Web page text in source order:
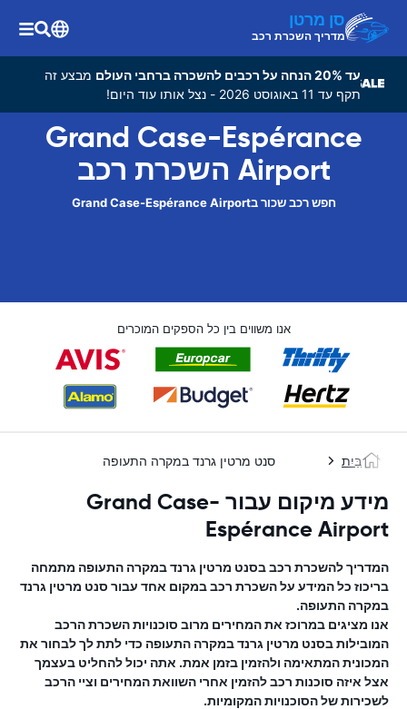
סן מרטן
מדריך השכרת רכב
עד 20% הנחה על רכבים להשכרה ברחבי העולם
מבצע זה
תקף עד 11 באוגוסט 2026 - נצל אותו עוד היום!
Grand Case-Espérance
Airport השכרת רכב
חפש רכב שכור בGrand Case-Espérance Airport
אנו משווים בין כל הספקים המוכרים
בַּיִת סנט מרטין גרנד במקרה התעופה
מידע מיקום עבור Grand Case-
Espérance Airport
המדריך להשכרת רכב בסנט מרטין גרנד במקרה התעופה מתמחה
בריכוז כל המידע על השכרת רכב במקום אחד עבור סנט מרטין גרנד
במקרה התעופה.
אנו מציגים במרוכז את המחירים מרוב סוכנויות השכרת הרכב
המובילות בסנט מרטין גרנד במקרה התעופה כדי לתת לך לבחור את
המכונית המתאימה ולהזמין בזמן אמת. אתה יכול להחליט בעצמך
אצל איזה סוכנות רכב להזמין אחרי השוואת המחירים וציי הרכב
לשכירות של הסוכנויות המקומיות.